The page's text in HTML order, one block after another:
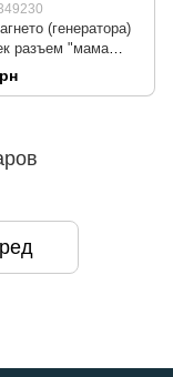
(генератора)
разъем "мама
31мм